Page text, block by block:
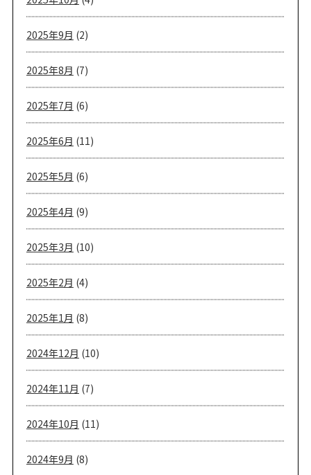
2025年9月 (2)
2025年8月 (7)
2025年7月 (6)
2025年6月 (11)
2025年5月 (6)
2025年4月 (9)
2025年3月 (10)
2025年2月 (4)
2025年1月 (8)
2024年12月 (10)
2024年11月 (7)
2024年10月 (11)
2024年9月 (8)